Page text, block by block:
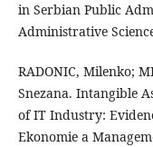
in Serbian Public
Administrative
RADONIC, Milenko;
Snezana. Intangible
of IT Industry:
Ekonomie a